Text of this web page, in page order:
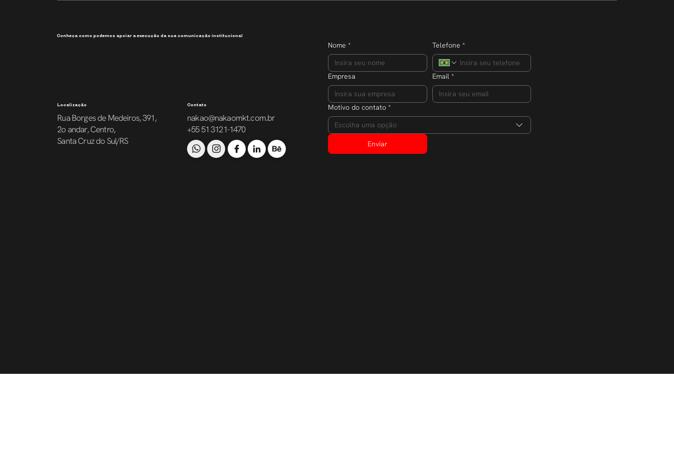
Conheça como podemos apoiar a execução da sua comunicação institucional
Localização
Rua Borges de Medeiros, 391,
2o andar, Centro,
Santa Cruz do Sul/RS
Contato
nakao@nakaomkt.com.br
+55 51 3121-1470
Nome * Telefone *
Empresa Email *
Motivo do contato *
Escolha uma opção
Enviar